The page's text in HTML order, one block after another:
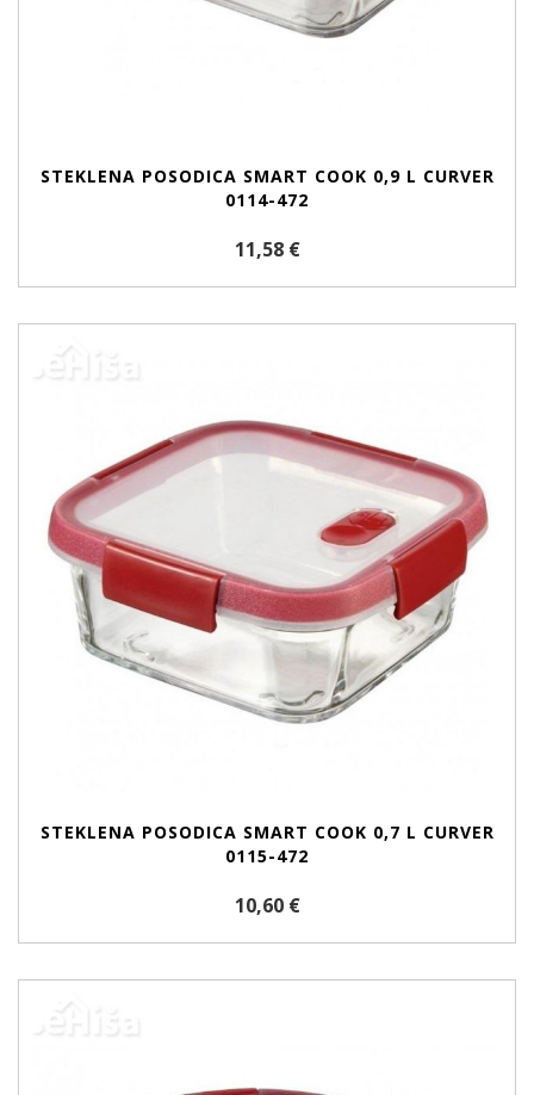
STEKLENA POSODICA SMART COOK 0,9 L CURVER
0114-472
11,58 €
STEKLENA POSODICA SMART COOK 0,7 L CURVER
0115-472
10,60 €